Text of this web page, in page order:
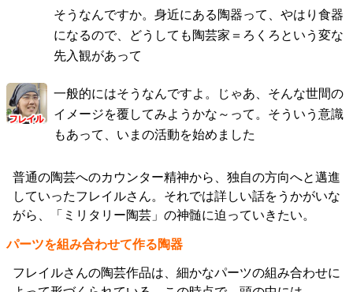
そうなんですか。身近にある陶器って、やはり食器
になるので、どうしても陶芸家＝ろくろという変な
先入観があって
一般的にはそうなんですよ。じゃあ、そんな世間の
イメージを覆してみようかな～って。そういう意識
もあって、いまの活動を始めました
普通の陶芸へのカウンター精神から、独自の方向へと邁進
していったフレイルさん。それでは詳しい話をうかがいな
がら、「ミリタリー陶芸」の神髄に迫っていきたい。
パーツを組み合わせて作る陶器
フレイルさんの陶芸作品は、細かなパーツの組み合わせに